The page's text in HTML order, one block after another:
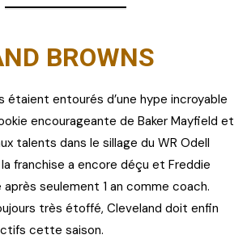
BROWNS
étaient entourés d’une hype incroyable
encourageante de Baker Mayfield et
talents dans le sillage du WR Odell
la franchise a encore déçu et Freddie
seulement 1 an comme coach.
très étoffé, Cleveland doit enfin
cette saison.